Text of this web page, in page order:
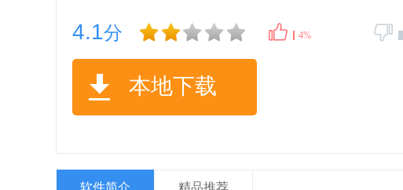
4%
4.1分
本地下载
软件简介 精品推荐